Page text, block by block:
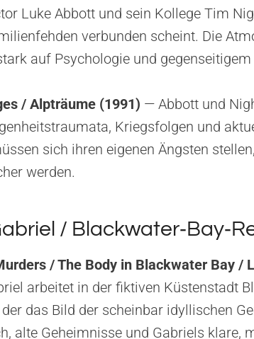
Luke Abbott und sein Kollege Tim
verbunden scheint. Die
auf Psychologie und
/ Alpträume (1991) — Abbott und
Kriegsfolgen und
sich ihren eigenen Ängsten
werden.
/
/ The Body in Blackwater Bay /
arbeitet in der fiktiven Küstenstadt
das Bild der scheinbar idyllischen
alte Geheimnisse und Gabriels klare,